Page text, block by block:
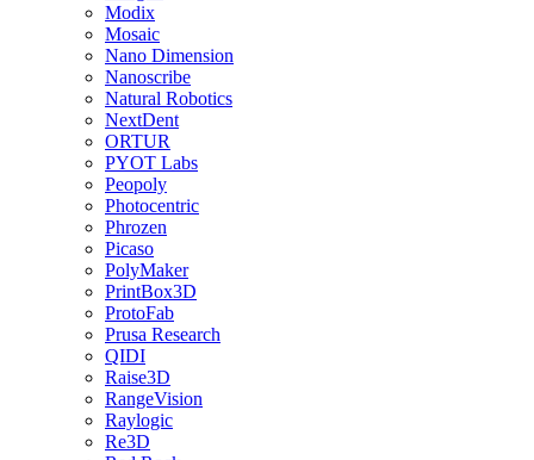
Modix
Mosaic
Nano Dimension
Nanoscribe
Natural Robotics
NextDent
ORTUR
PYOT Labs
Peopoly
Photocentric
Phrozen
Picaso
PolyMaker
PrintBox3D
ProtoFab
Prusa Research
QIDI
Raise3D
RangeVision
Raylogic
Re3D